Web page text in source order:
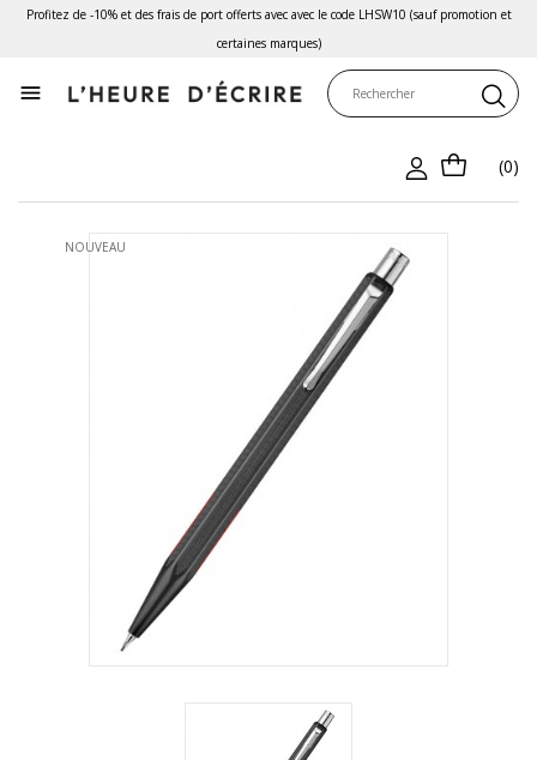
Profitez de -10% et des frais de port offerts avec avec le code LHSW10 (sauf promotion et
certaines marques)

(0)
NOUVEAU